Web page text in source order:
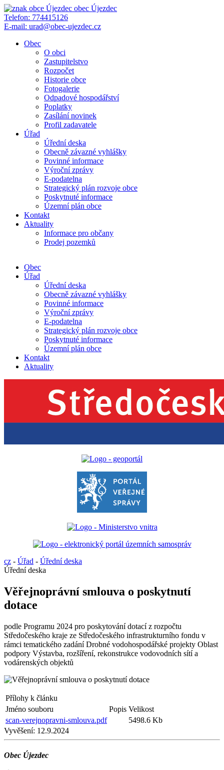
obec Újezdec
Telefon: 774415126
E-mail: urad@obec-ujezdec.cz
Obec
O obci
Zastupitelstvo
Rozpočet
Historie obce
Fotogalerie
Odpadové hospodářství
Poplatky
Zasílání novinek
Profil zadavatele
Úřad
Úřední deska
Obecně závazné vyhlášky
Povinné informace
Výroční zprávy
E-podatelna
Strategický plán rozvoje obce
Poskytnuté informace
Územní plán obce
Kontakt
Aktuality
Informace pro občany
Prodej pozemků
Obec
Úřad
Úřední deska
Obecně závazné vyhlášky
Povinné informace
Výroční zprávy
E-podatelna
Strategický plán rozvoje obce
Poskytnuté informace
Územní plán obce
Kontakt
Aktuality
cz - Úřad - Úřední deska
Úřední deska
Věřejnoprávní smlouva o poskytnutí
dotace
podle Programu 2024 pro poskytování dotací z rozpočtu
Středočeského kraje ze Středočeského infrastrukturního fondu v
rámci tematického zadání Drobné vodohospodářské projekty Oblast
podpory Výstavba, rozšíření, rekonstrukce vodovodních sítí a
vodárenských objektů
Přílohy k článku
Jméno souboru
Popis Velikost
scan-verejnopravni-smlouva.pdf
5498.6 Kb
Vyvěšení: 12.9.2024
Obec Újezdec